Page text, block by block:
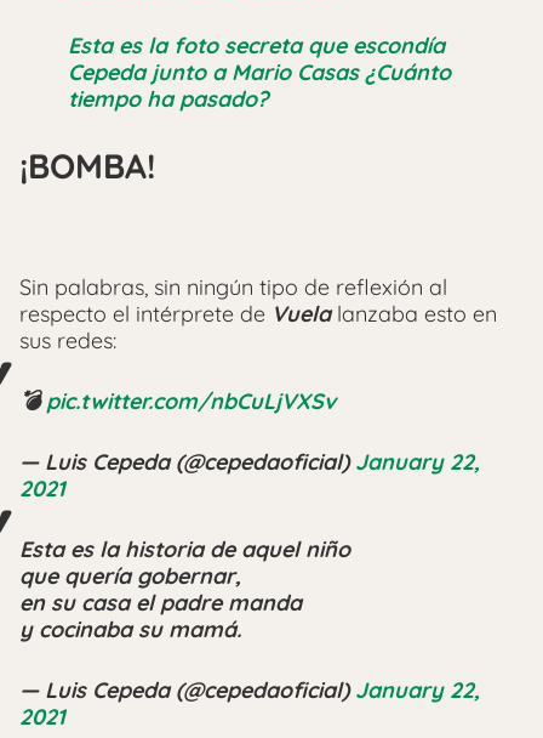
Esta es la foto secreta que escondía
Cepeda junto a Mario Casas ¿Cuánto
tiempo ha pasado?
¡BOMBA!
Sin palabras, sin ningún tipo de reflexión al
respecto el intérprete de Vuelalanzaba esto en
sus redes:
💣pic.twitter.com/nbCuLjVXSv
— Luis Cepeda (@cepedaoficial)January 22,
2021
Esta es la historia de aquel niño
que quería gobernar,
en su casa el padre manda
y cocinaba su mamá.
— Luis Cepeda (@cepedaoficial)January 22,
2021